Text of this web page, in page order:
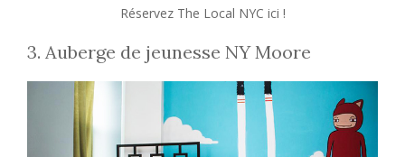
Réservez The Local NYC ici !
3. Auberge de jeunesse NY Moore